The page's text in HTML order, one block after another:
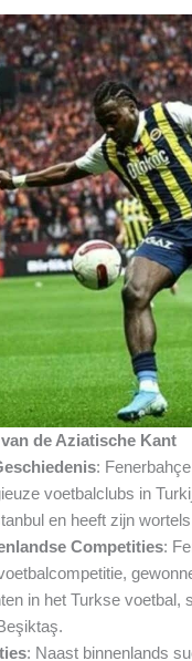
de Aziatische Kant
:
voetbalclubs in
en heeft zijn
Competities:
in het Turkse voetbal,
: Naast binnenlands